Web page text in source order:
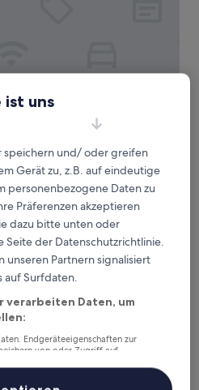
& Conference
Bewertungen)
Der
Preis
beträgt
77 €
inkl. Steuern & Gebühren
23. Aug.–24. Aug.
ist uns
speichern und/ oder greifen
Gerät zu, z.B. auf eindeutige
personenbezogene Daten zu
Präferenzen akzeptieren
dazu bitte unten oder
Seite der Datenschutzrichtlinie.
unseren Partnern signalisiert
auf Surfdaten.
verarbeiten Daten, um
Endgeräteeigenschaften zur
von oder Zugriff auf
und der Performance von Inhalten,
und Verbesserung von